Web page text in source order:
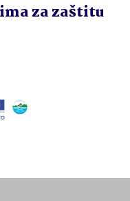
za zaštitu